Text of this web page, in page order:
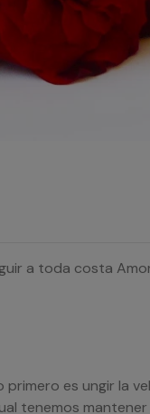
a toda costa
es ungir la
tenemos